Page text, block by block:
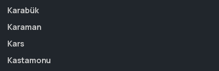
Karabük
Karaman
Kars
Kastamonu